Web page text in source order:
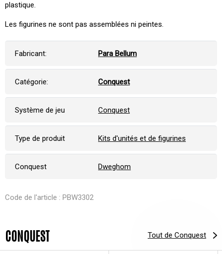
plastique.
Les figurines ne sont pas assemblées ni peintes.
Fabricant: Para Bellum
Catégorie: Conquest
Système de jeu Conquest
Type de produit Kits d'unités et de figurines
Conquest Dweghom
Code de l'article : PBW3302
CONQUEST Tout de Conquest